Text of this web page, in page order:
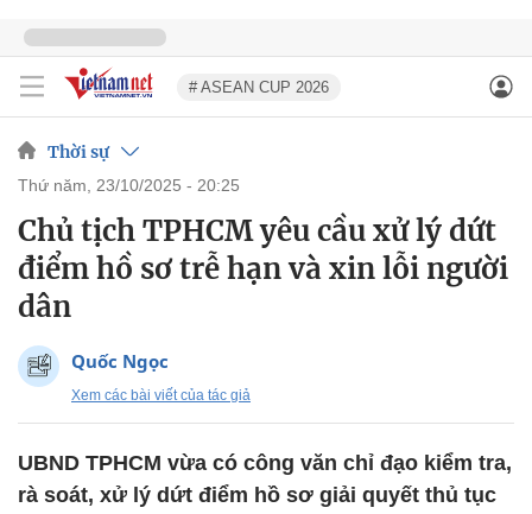
# ASEAN CUP 2026
Thời sự
thứ năm, 23/10/2025 - 20:25
Chủ tịch TPHCM yêu cầu xử lý dứt
điểm hồ sơ trễ hạn và xin lỗi người
dân
Quốc Ngọc
Xem các bài viết của tác giả
UBND TPHCM vừa có công văn chỉ đạo kiểm tra,
rà soát, xử lý dứt điểm hồ sơ giải quyết thủ tục